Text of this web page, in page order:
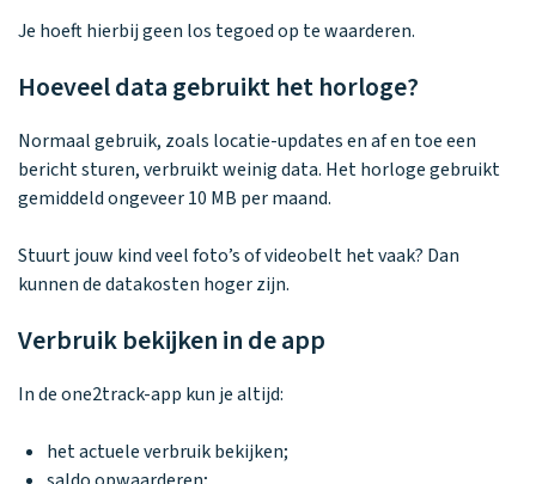
Je hoeft hierbij geen los tegoed op te waarderen.
Hoeveel data gebruikt het horloge?
Normaal gebruik, zoals locatie-updates en af en toe een
bericht sturen, verbruikt weinig data. Het horloge gebruikt
gemiddeld ongeveer 10 MB per maand.
Stuurt jouw kind veel foto’s of videobelt het vaak? Dan
kunnen de datakosten hoger zijn.
Verbruik bekijken in de app
In de one2track-app kun je altijd:
het actuele verbruik bekijken;